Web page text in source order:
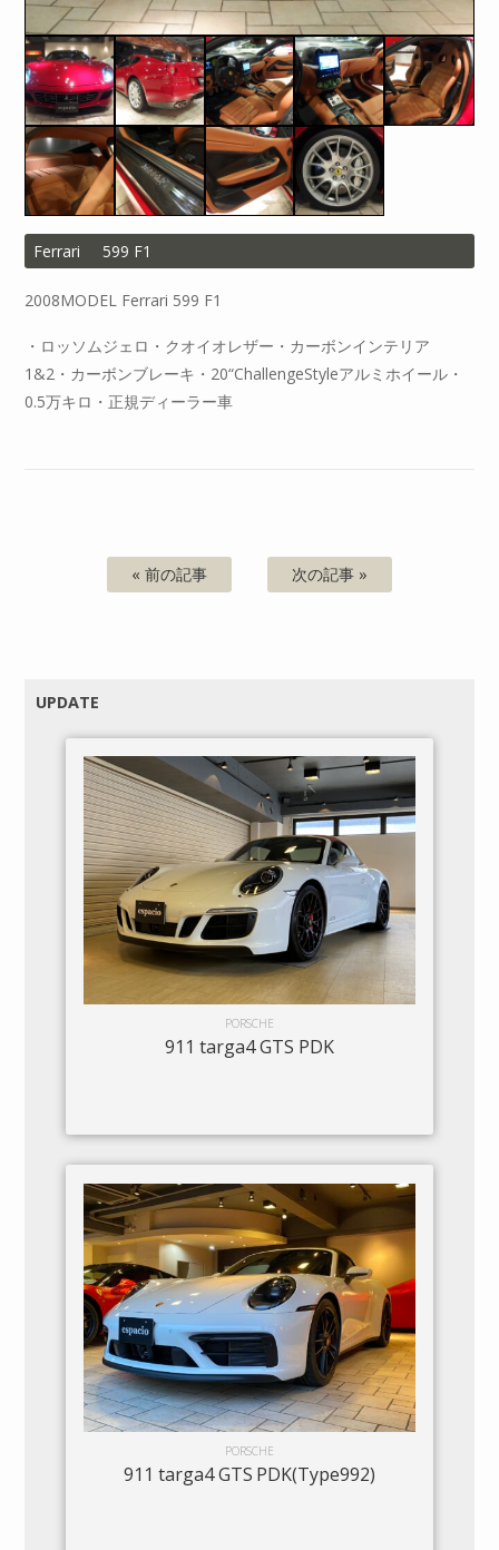
Ferrari 599 F1
2008MODEL Ferrari 599 F1
・ロッソムジェロ・クオイオレザー・カーボンインテリア
1&2・カーボンブレーキ・20“ChallengeStyleアルミホイール・
0.5万キロ・正規ディーラー車
« 前の記事 次の記事 »
UPDATE
PORSCHE
911 targa4 GTS PDK
PORSCHE
911 targa4 GTS PDK(Type992)